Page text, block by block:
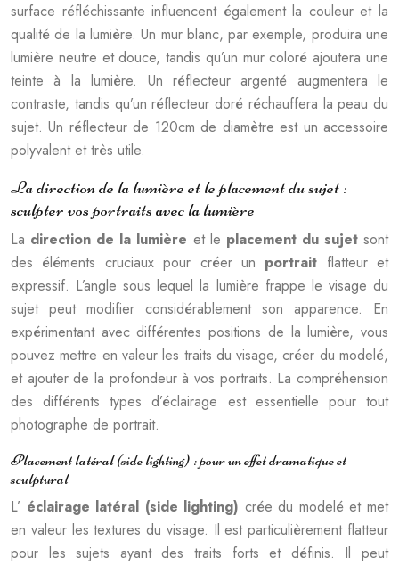
surface réfléchissante influencent également la couleur et la
qualité de la lumière. Un mur blanc, par exemple, produira une
lumière neutre et douce, tandis qu’un mur coloré ajoutera une
teinte à la lumière. Un réflecteur argenté augmentera le
contraste, tandis qu’un réflecteur doré réchauffera la peau du
sujet. Un réflecteur de 120cm de diamètre est un accessoire
polyvalent et très utile.
La direction de la lumière et le placement du sujet :
sculpter vos portraits avec la lumière
La direction de la lumière et le placement du sujetsont
des éléments cruciaux pour créer un portrait flatteur et
expressif. L’angle sous lequel la lumière frappe le visage du
sujet peut modifier considérablement son apparence. En
expérimentant avec différentes positions de la lumière, vous
pouvez mettre en valeur les traits du visage, créer du modelé,
et ajouter de la profondeur à vos portraits. La compréhension
des différents types d’éclairage est essentielle pour tout
photographe de portrait.
Placement latéral (side lighting) : pour un effet dramatique et
sculptural
L’ éclairage latéral (side lighting) crée du modelé et met
en valeur les textures du visage. Il est particulièrement flatteur
pour les sujets ayant des traits forts et définis. Il peut